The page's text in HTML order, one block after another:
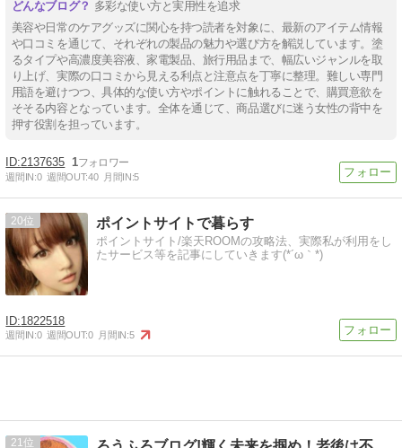
多彩な使い方と実用性を追求
美容や日常のケアグッズに関心を持つ読者を対象に、最新のアイテム情報
や口コミを通じて、それぞれの製品の魅力や選び方を解説しています。塗
るタイプや高濃度美容液、家電製品、旅行用品まで、幅広いジャンルを取
り上げ、実際の口コミから見える利点と注意点を丁寧に整理。難しい専門
用語を避けつつ、具体的な使い方やポイントに触れることで、購買意欲を
そそる内容となっています。全体を通じて、商品選びに迷う女性の背中を
押す役割を担っています。
2137635 1
週間IN:0 週間OUT:40 月間IN:5
20 ポイントサイトで暮らす
ポイントサイト/楽天ROOMの攻略法、実際私が利用をし
たサービス等を記事にしていきます(*´ω｀*)
1822518
週間IN:0 週間OUT:0 月間IN:5
21